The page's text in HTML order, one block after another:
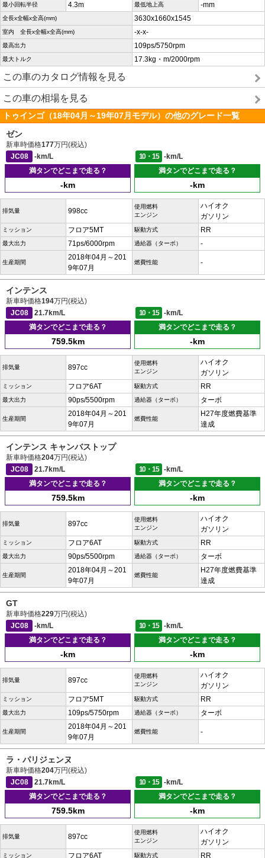
最小回転半径 4.3m 最低地上高 -mm
全長x全幅x全高(mm) 3630x1660x1545
室内 全長x全幅x全高(mm) -x-x-
最高出力 109ps/5750rpm
最大トルク 17.3kg・m/2000rpm
この車のカタログ情報を見る
この車の相場を見る
トゥインゴ（18年04月～19年07月モデル）の他のグレード一覧
ゼン
新車時価格177万円(税込)
JC08
-km/L 10・15
-km/L
満タンでどこまで走る？
-km
満タンでどこまで走る？
-km
排気量 998cc
使用燃料
エンジン
ハイオク
ガソリン
ミッション フロア5MT 駆動方式 RR
最大出力 71ps/6000rpm 過給器（ターボ） -
生産期間
2018年04月～201
9年07月
燃費性能 -
インテンス
新車時価格194万円(税込)
JC08
21.7km/L 10・15
-km/L
満タンでどこまで走る？
759.5km
満タンでどこまで走る？
-km
排気量 897cc
使用燃料
エンジン
ハイオク
ガソリン
ミッション フロア6AT 駆動方式 RR
最大出力 90ps/5500rpm 過給器（ターボ） ターボ
生産期間
2018年04月～201
9年07月
燃費性能
H27年度燃費基準
達成
インテンス キャンバストップ
新車時価格204万円(税込)
JC08
21.7km/L 10・15
-km/L
満タンでどこまで走る？
759.5km
満タンでどこまで走る？
-km
排気量 897cc
使用燃料
エンジン
ハイオク
ガソリン
ミッション フロア6AT 駆動方式 RR
最大出力 90ps/5500rpm 過給器（ターボ） ターボ
生産期間
2018年04月～201
9年07月
燃費性能
H27年度燃費基準
達成
GT
新車時価格229万円(税込)
JC08
-km/L 10・15
-km/L
満タンでどこまで走る？
-km
満タンでどこまで走る？
-km
排気量 897cc
使用燃料
エンジン
ハイオク
ガソリン
ミッション フロア5MT 駆動方式 RR
最大出力 109ps/5750rpm 過給器（ターボ） ターボ
生産期間
2018年04月～201
9年07月
燃費性能 -
ラ・パリジェンヌ
新車時価格204万円(税込)
JC08
21.7km/L 10・15
-km/L
満タンでどこまで走る？
759.5km
満タンでどこまで走る？
-km
排気量 897cc
使用燃料
エンジン
ハイオク
ガソリン
ミッション フロア6AT 駆動方式 RR